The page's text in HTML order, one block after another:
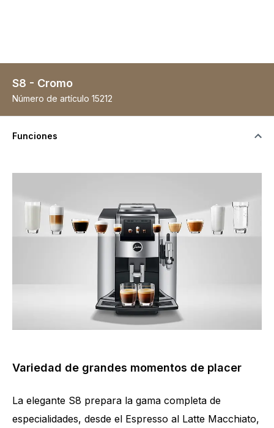
S8 - Cromo
Número de artículo 15212
Funciones
Variedad de grandes momentos de placer
La elegante S8 prepara la gama completa de
especialidades, desde el Espresso al Latte Macchiato,